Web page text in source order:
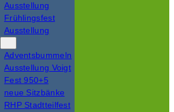
Ausstellung
Frühlingsfest
Ausstellung
Adventsbummeln
Ausstellung Voigt
Fest 950+5
neue Sitzbänke
RHP Stadtteilfest